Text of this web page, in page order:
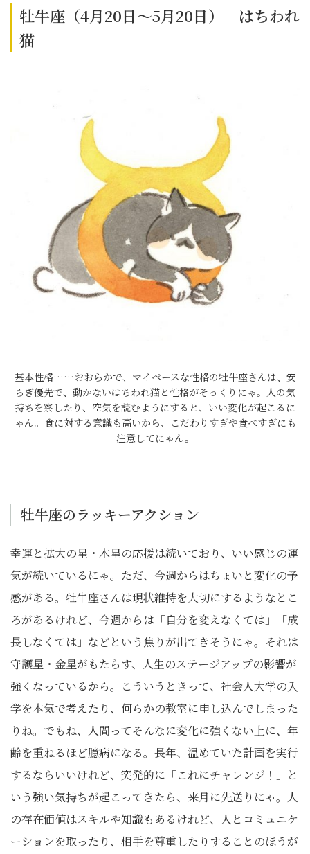
牡牛座（4月20日～5月20日） はちわれ
猫
基本性格……おおらかで、マイペースな性格の牡牛座さんは、安
らぎ優先で、動かないはちわれ猫と性格がそっくりにゃ。人の気
持ちを察したり、空気を読むようにすると、いい変化が起こるに
ゃん。食に対する意識も高いから、こだわりすぎや食べすぎにも
注意してにゃん。
牡牛座のラッキーアクション
幸運と拡大の星・木星の応援は続いており、いい感じの運
気が続いているにゃ。ただ、今週からはちょいと変化の予
感がある。牡牛座さんは現状維持を大切にするようなとこ
ろがあるけれど、今週からは「自分を変えなくては」「成
長しなくては」などという焦りが出てきそうにゃ。それは
守護星・金星がもたらす、人生のステージアップの影響が
強くなっているから。こういうときって、社会人大学の入
学を本気で考えたり、何らかの教室に申し込んでしまった
りね。でもね、人間ってそんなに変化に強くない上に、年
齢を重ねるほど臆病になる。長年、温めていた計画を実行
するならいいけれど、突発的に「これにチャレンジ！」と
いう強い気持ちが起こってきたら、来月に先送りにゃ。人
の存在価値はスキルや知識もあるけれど、人とコミュニケ
ーションを取ったり、相手を尊重したりすることのほうが